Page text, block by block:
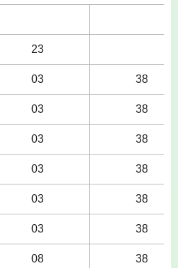
23
03 38
03 38
03 38
03 38
03 38
03 38
08 38